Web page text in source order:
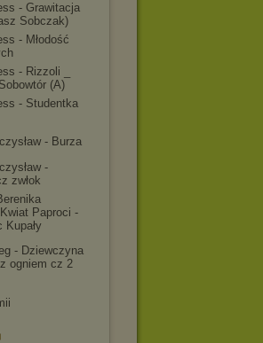
- Grawitacja
Sobczak)
- Młodość
- Rizzoli _
(A)
- Studentka
- Burza
-
zwłok
Paproci -
Kupały
- Dziewczyna
ogniem cz 2